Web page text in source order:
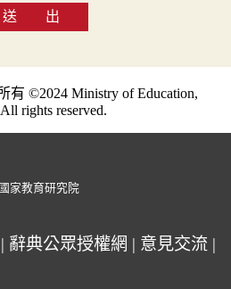
送 出
有 ©2024 Ministry of Education,
rights reserved.
| 辭典公眾授權網 | 意見交流 |